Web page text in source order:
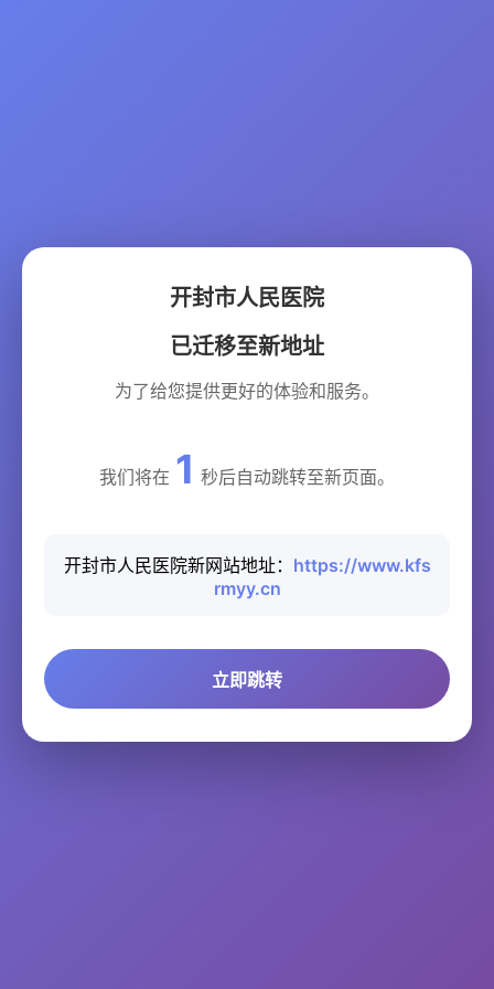
开封市人民医院
已迁移至新地址
为了给您提供更好的体验和服务。
我们将在 1 秒后自动跳转至新页面。
开封市人民医院新网站地址： https://www.kfs
rmyy.cn
立即跳转